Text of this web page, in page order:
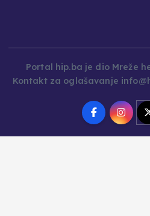
Portal hip.ba je dio Mreže
Kontakt za oglašavanje